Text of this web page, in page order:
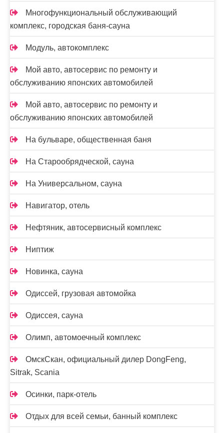
Многофункциональный обслуживающий
комплекс, ​городская баня-сауна
Модуль, автокомплекс
Мой авто, автосервис по ремонту и
обслуживанию японских автомобилей
Мой авто, автосервис по ремонту и
обслуживанию японских автомобилей
На бульваре, общественная баня
На Старообрядческой, сауна
На Универсальном, сауна
Навигатор, отель
Нефтяник, автосервисный комплекс
Ниптиж
Новинка, сауна
Одиссей, грузовая автомойка
Одиссея, сауна
Олимп, автомоечный комплекс
ОмскСкан, официальный дилер DongFeng,
Sitrak, Scania
Осинки, парк-отель
Отдых для всей семьи, банный комплекс